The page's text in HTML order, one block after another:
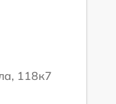
118к7